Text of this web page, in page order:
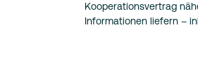
Kooperationsvertrag
Informationen liefern –